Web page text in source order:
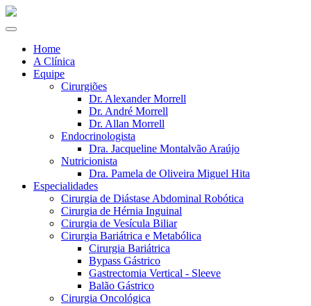
Home
A Clínica
Equipe
Cirurgiões
Dr. Alexander Morrell
Dr. André Morrell
Dr. Allan Morrell
Endocrinologista
Dra. Jacqueline Montalvão Araújo
Nutricionista
Dra. Pamela de Oliveira Miguel Hita
Especialidades
Cirurgia de Diástase Abdominal Robótica
Cirurgia de Hérnia Inguinal
Cirurgia de Vesícula Biliar
Cirurgia Bariátrica e Metabólica
Cirurgia Bariátrica
Bypass Gástrico
Gastrectomia Vertical - Sleeve
Balão Gástrico
Cirurgia Oncológica